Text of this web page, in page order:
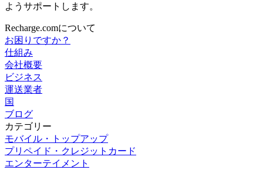
ようサポートします。
Recharge.comについて
お困りですか？
仕組み
会社概要
ビジネス
運送業者
国
ブログ
カテゴリー
モバイル・トップアップ
プリペイド・クレジットカード
エンターテイメント